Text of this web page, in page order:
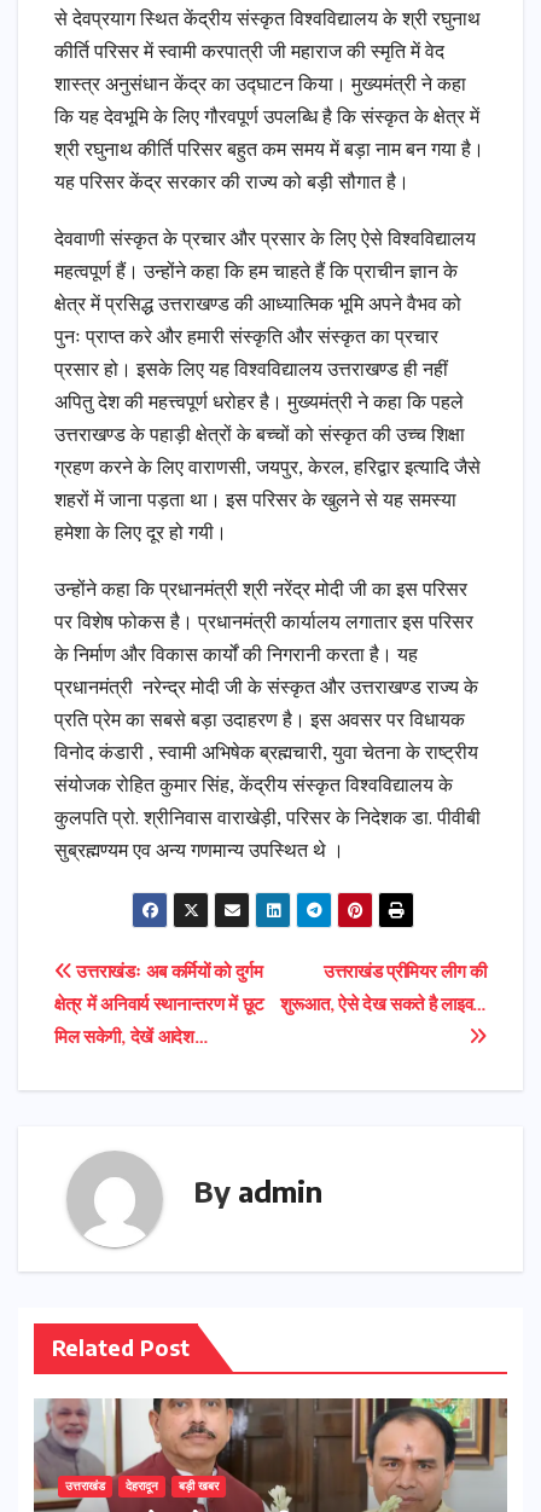
से देवप्रयाग स्थित केंद्रीय संस्कृत विश्वविद्यालय के श्री रघुनाथ
कीर्ति परिसर में स्वामी करपात्री जी महाराज की स्मृति में वेद
शास्त्र अनुसंधान केंद्र का उद्घाटन किया। मुख्यमंत्री ने कहा
कि यह देवभूमि के लिए गौरवपूर्ण उपलब्धि है कि संस्कृत के क्षेत्र में
श्री रघुनाथ कीर्ति परिसर बहुत कम समय में बड़ा नाम बन गया है।
यह परिसर केंद्र सरकार की राज्य को बड़ी सौगात है।
देववाणी संस्कृत के प्रचार और प्रसार के लिए ऐसे विश्वविद्यालय
महत्वपूर्ण हैं। उन्होंने कहा कि हम चाहते हैं कि प्राचीन ज्ञान के
क्षेत्र में प्रसिद्ध उत्तराखण्ड की आध्यात्मिक भूमि अपने वैभव को
पुनः प्राप्त करे और हमारी संस्कृति और संस्कृत का प्रचार
प्रसार हो। इसके लिए यह विश्वविद्यालय उत्तराखण्ड ही नहीं
अपितु देश की महत्त्वपूर्ण धरोहर है। मुख्यमंत्री ने कहा कि पहले
उत्तराखण्ड के पहाड़ी क्षेत्रों के बच्चों को संस्कृत की उच्च शिक्षा
ग्रहण करने के लिए वाराणसी, जयपुर, केरल, हरिद्वार इत्यादि जैसे
शहरों में जाना पड़ता था। इस परिसर के खुलने से यह समस्या
हमेशा के लिए दूर हो गयी।
उन्होंने कहा कि प्रधानमंत्री श्री नरेंद्र मोदी जी का इस परिसर
पर विशेष फोकस है। प्रधानमंत्री कार्यालय लगातार इस परिसर
के निर्माण और विकास कार्यों की निगरानी करता है। यह
प्रधानमंत्री नरेन्द्र मोदी जी के संस्कृत और उत्तराखण्ड राज्य के
प्रति प्रेम का सबसे बड़ा उदाहरण है। इस अवसर पर विधायक
विनोद कंडारी , स्वामी अभिषेक ब्रह्मचारी, युवा चेतना के राष्ट्रीय
संयोजक रोहित कुमार सिंह, केंद्रीय संस्कृत विश्वविद्यालय के
कुलपति प्रो. श्रीनिवास वाराखेड़ी, परिसर के निदेशक डा. पीवीबी
सुब्रह्मण्यम एव अन्य गणमान्य उपस्थित थे ।
Post
navigation
उत्तराखंड प्रीमियर लीग की
शुरूआत, ऐसे देख सकते है लाइव…
उत्तराखंडः अब कर्मियों को दुर्गम
क्षेत्र में अनिवार्य स्थानान्तरण में छूट
मिल सकेगी, देखें आदेश…
By admin
Related Post
उत्तराखंड देहरादून बड़ी खबर